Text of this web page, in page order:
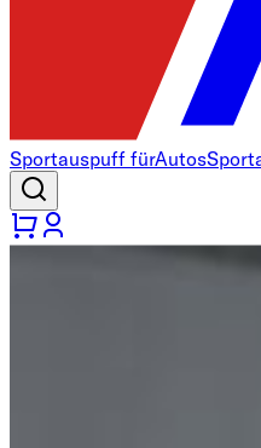
Sportauspuff fürAutos